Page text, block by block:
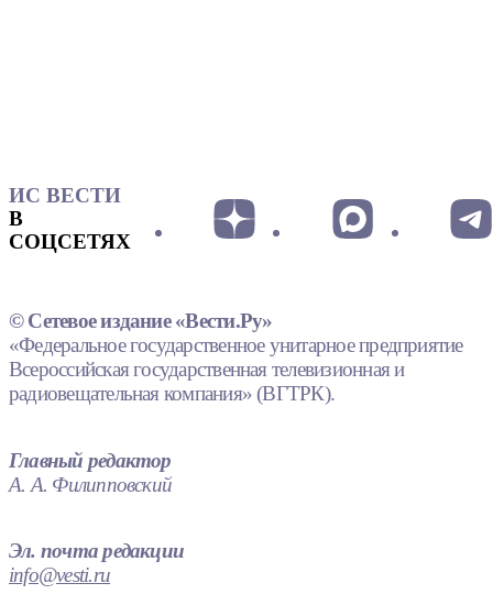
ИС ВЕСТИ
В
СОЦСЕТЯХ
© Сетевое издание «Вести.Ру»
«Федеральное государственное унитарное предприятие
Всероссийская государственная телевизионная и
радиовещательная компания» (ВГТРК).
Главный редактор
А. А. Филипповский
Эл. почта редакции
info@vesti.ru